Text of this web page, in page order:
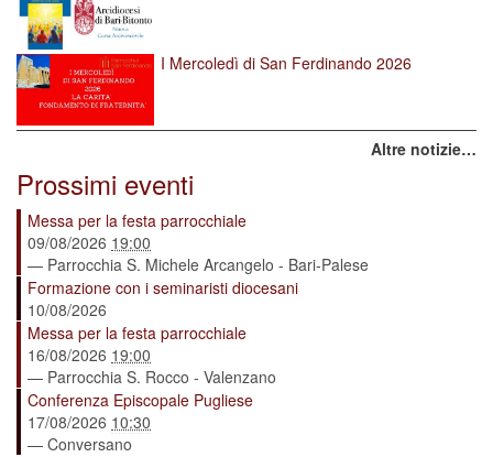
I Mercoledì di San Ferdinando 2026
Altre notizie…
Prossimi eventi
Messa per la festa parrocchiale
09/08/2026 19:00
— Parrocchia S. Michele Arcangelo - Bari-Palese
Formazione con i seminaristi diocesani
10/08/2026
Messa per la festa parrocchiale
16/08/2026 19:00
— Parrocchia S. Rocco - Valenzano
Conferenza Episcopale Pugliese
17/08/2026 10:30
— Conversano